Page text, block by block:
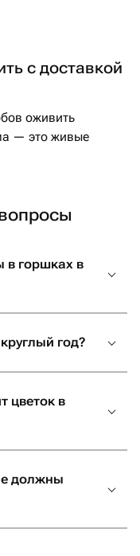
с доставкой
оживить
— это живые
можно быстро и
решение.
самые
купить живой
возможности.
хамедорея.
в горшках в
год?
цветок в
должны